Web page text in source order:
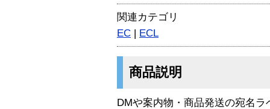
関連カテゴリ
EC | ECL
商品説明
DMや案内物・商品発送の宛名